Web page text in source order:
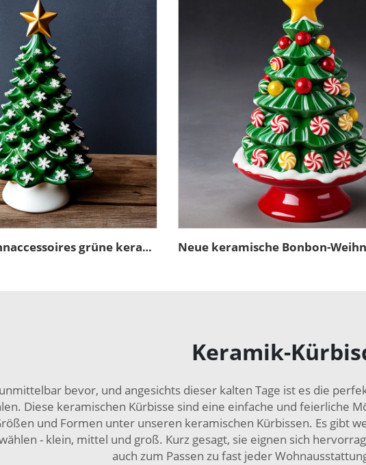
individuelle Wohnaccessoires grüne keramischer Weihnachtsbaum-Figur-Schmuck
Keramik-
bevor, und angesichts dieser kalten Tage ist es die
Diese keramischen Kürbisse sind eine einfache und feierliche
und Formen unter unseren keramischen Kürbissen. Es gibt
- klein, mittel und groß. Kurz gesagt, sie eignen sich
auch zum Passen zu fast jeder